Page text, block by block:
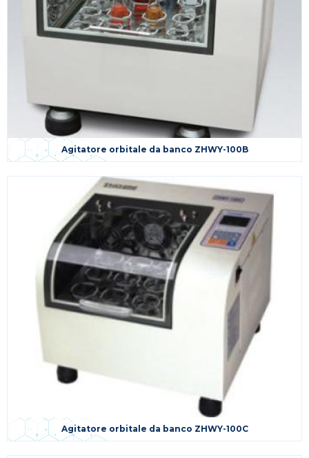
Agitatore orbitale da banco ZHWY-100B
Agitatore orbitale da banco ZHWY-100C